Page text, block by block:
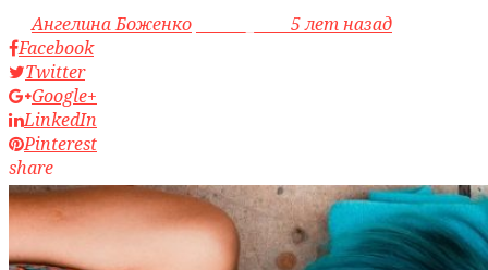
byАнгелина Боженко
5 лет назад
Facebook
Twitter
Google+
LinkedIn
Pinterest
share